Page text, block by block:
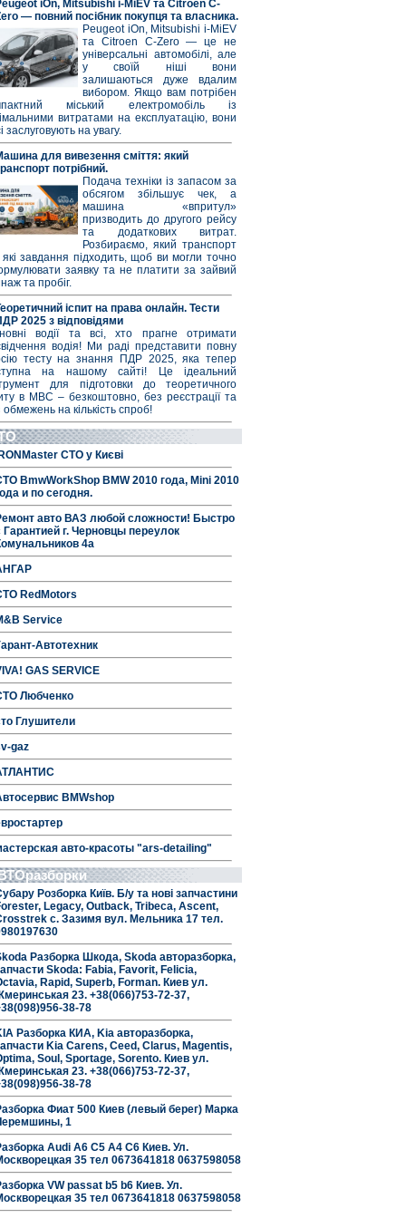
iOn, Mitsubishi i-MiEV та Citroen C-
— повний посібник покупця та власника.
Peugeot iOn, Mitsubishi i-MiEV
та Citroen C-Zero — це не
універсальні автомобілі, але
у своїй ніші вони
залишаються дуже вдалим
вибором. Якщо вам потрібен
міський електромобіль із
витратами на експлуатацію, вони
заслуговують на увагу.
для вивезення сміття: який
потрібний.
Подача техніки із запасом за
обсягом збільшує чек, а
машина «впритул»
призводить до другого рейсу
та додаткових витрат.
Розбираємо, який транспорт
які завдання підходить, щоб ви могли точно
заявку та не платити за зайвий
та пробіг.
іспит на права онлайн. Тести
2025 з відповідями
водії та всі, хто прагне отримати
водія! Ми раді представити повну
тесту на знання ПДР 2025, яка тепер
на нашому сайті! Це ідеальний
для підготовки до теоретичного
в МВС – безкоштовно, без реєстрації та
обмежень на кількість спроб!
IRONMaster СТО у Києві
BmwWorkShop BMW 2010 года, Mini 2010
и по сегодня.
авто ВАЗ любой сложности! Быстро
Гарантией г. Черновцы переулок
4а
RedMotors
Service
Автотехник
GAS SERVICE
Любченко
Глушители
gaz
BMWshop
авто-красоты "ars-detailing"
Розборка Київ. Б/у та нові запчастини
Legacy, Outback, Tribeca, Ascent,
с. Зазимя вул. Мельника 17 тел.
Разборка Шкода, Skoda авторазборка,
Skoda: Fabia, Favorit, Felicia,
Rapid, Superb, Forman. Киев ул.
23. +38(066)753-72-37,
38-78
Разборка КИА, Kia авторазборка,
Kia Carens, Ceed, Clarus, Magentis,
Soul, Sportage, Sorento. Киев ул.
23. +38(066)753-72-37,
38-78
Фиат 500 Киев (левый берег) Марка
1
Audi A6 C5 A4 C6 Киев. Ул.
35 тел 0673641818 0637598058
VW passat b5 b6 Киев. Ул.
35 тел 0673641818 0637598058